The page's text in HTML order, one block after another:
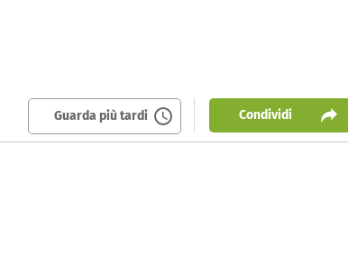
Guarda più tardi Condividi